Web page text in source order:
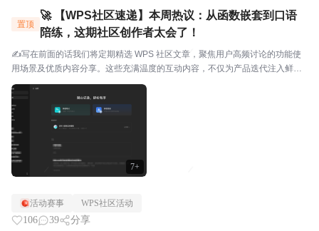
7+
置顶
🚀 【WPS社区速递】本周热议：从函数嵌套到口语
陪练，这期社区创作者太会了！
✍️写在前面的话我们将定期精选 WPS 社区文章，聚焦用户高频讨论的功能使
用场景及优质内容分享。这些充满温度的互动内容，不仅为产品迭代注入鲜活
灵感，更搭建起官方与用户的双向沟通桥梁，每一份分享都值得被看见与珍
视。⭐关于WPS社区WPS社区（bbs.wps....
活动赛事 WPS社区活动
106 39 分享